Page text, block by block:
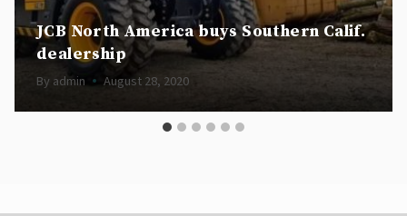
JCB North America buys Southern Calif.
dealership
By admin August 28, 2020